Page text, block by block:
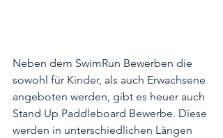
Neben dem SwimRun Bewerben die
sowohl für Kinder, als auch Erwachsene
angeboten werden, gibt es heuer auch
Stand Up Paddleboard Bewerbe. Diese
werden in unterschiedlichen Längen